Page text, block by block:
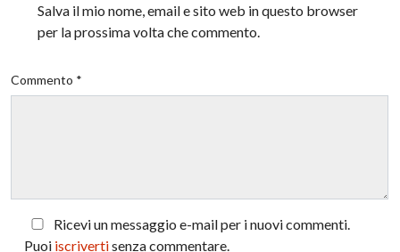
Salva il mio nome, email e sito web in questo browser
per la prossima volta che commento.
Commento *
Ricevi un messaggio e-mail per i nuovi commenti.
Puoi iscrivertisenza commentare.